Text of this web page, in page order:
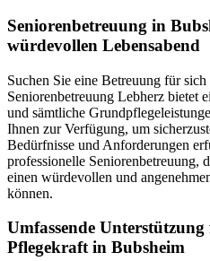
Senioren­betreuung in
würdevollen Lebensabend
Suchen Sie eine Betreuung für
Seniorenbetreuung Lebherz bietet
und sämtliche
Ihnen zur Verfügung, um
Bedürfnisse und Anforderungen
professionelle Seniorenbetreuung,
einen würdevollen und
können.
Umfassende
Pflegekraft in Bubsheim